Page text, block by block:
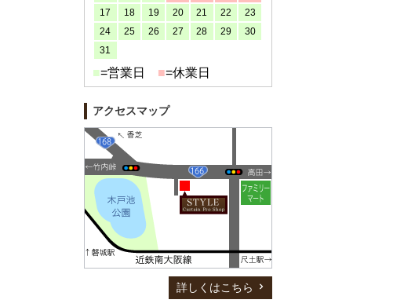
17
18 19 20 21 22
23
24
25 26 27 28 29
30
31
■=営業日 ■=休業日
アクセスマップ
詳しくはこちら